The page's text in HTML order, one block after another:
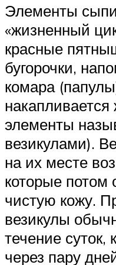
Элементы
«жизненный
красные
бугорочки,
комара
накапливается
элементы
везикулами).
на их месте
которые потом
чистую кожу.
везикулы
течение суток,
через пару